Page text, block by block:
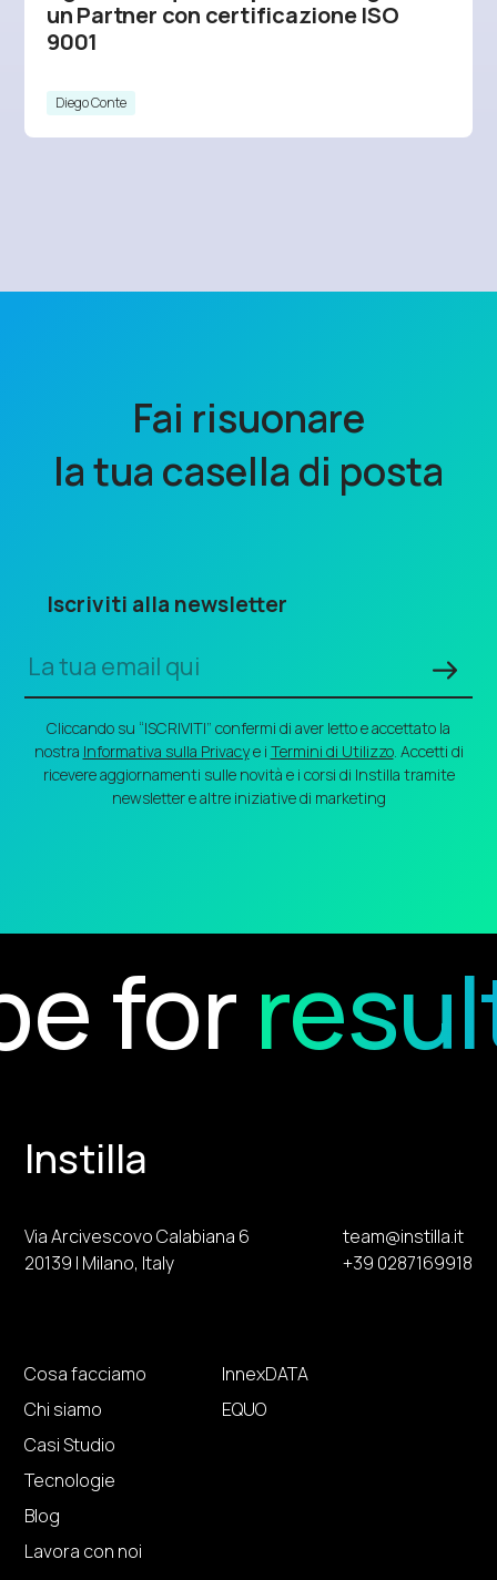
un Partner con certificazione ISO
9001
Diego Conte
Fai risuonare
la tua casella di posta
Iscriviti alla newsletter
Cliccando su “ISCRIVITI” confermi di aver letto e accettato la
nostra Informativa sulla Privacye i Termini di Utilizzo. Accetti di
ricevere aggiornamenti sulle novità e i corsi di Instilla tramite
newsletter e altre iniziative di marketing
forresults
Instilla
Via Arcivescovo Calabiana 6
20139 | Milano, Italy
team@instilla.it
+39 0287169918
Cosa facciamo
Chi siamo
Casi Studio
Tecnologie
Blog
Lavora con noi
InnexDATA
EQUO